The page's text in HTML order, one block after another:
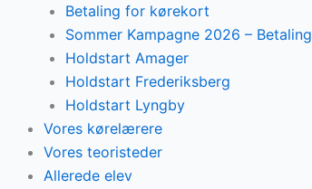
Betaling for kørekort
Sommer Kampagne 2026 – Betaling
Holdstart Amager
Holdstart Frederiksberg
Holdstart Lyngby
Vores kørelærere
Vores teoristeder
Allerede elev